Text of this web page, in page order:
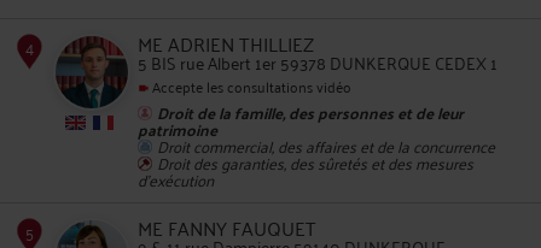
3 ME ADRIEN THILLIEZ
5 BIS rue Albert 1er 59378 DUNKERQUE CEDEX 1
Accepte les consultations vidéo
Droit de la famille, des personnes et de leur
patrimoine
Droit commercial, des affaires et de la concurrence
Droit des garanties, des sûretés et des mesures
d'exécution
ME FANNY FAUQUET